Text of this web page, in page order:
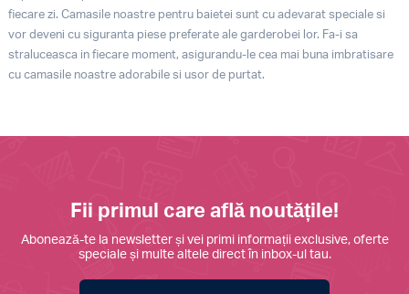
fiecare zi. Camasile noastre pentru baietei sunt cu adevarat speciale si
vor deveni cu siguranta piese preferate ale garderobei lor. Fa-i sa
straluceasca in fiecare moment, asigurandu-le cea mai buna imbratisare
cu camasile noastre adorabile si usor de purtat.
Fii primul care află noutățile!
Abonează-te la newsletter și vei primi informații exclusive, oferte
speciale și multe altele direct în inbox-ul tau.